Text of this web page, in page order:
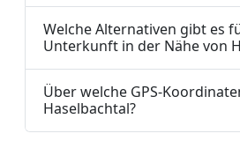
Welche Alternativen gibt es
Unterkunft in der Nähe von
Über welche GPS-
Haselbachtal?